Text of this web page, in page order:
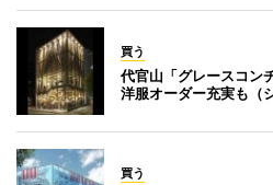
買う
代官山「グレースコン
洋服オーダー充実も（
買う